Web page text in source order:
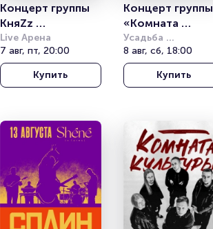
Концерт группы
КняZz
«Фокусник»
Live Арена
7 авг, пт, 20:00
Купить
Концерт группы
«Комната
культуры»
Усадьба
Скорняково-
Архангельское
8 авг, сб, 18:00
Купить